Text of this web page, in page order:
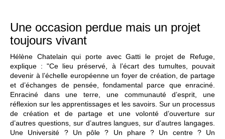
Une occasion perdue mais un projet
toujours vivant
Hélène Chatelain qui porte avec Gatti le projet de Refuge,
explique : "Ce lieu préservé, à l’écart des tumultes, pouvait
devenir à l’échelle européenne un foyer de création, de partage
et d’échanges de pensée, fondamental parce que enraciné.
Enraciné dans une terre, une communauté d’esprit, une
réflexion sur les apprentissages et les savoirs. Sur un processus
de création et de partage et une volonté d’ouverture sur
d’autres questions, sur d’autres langues, sur d’autres langages.
Une Université ? Un pôle ? Un phare ? Un centre ? Un